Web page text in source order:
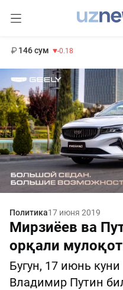
146 сум -0.18
Политика17 июня 2019
Мирзиёев ва
орқали
Бугун, 17 июнь
Владимир Путин